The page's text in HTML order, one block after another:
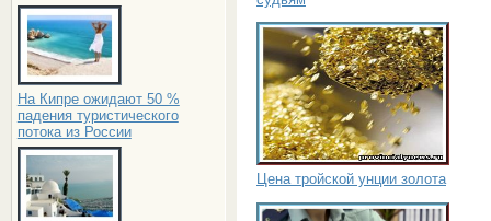
На Кипре ожидают 50 %
падения туристического
потока из России
Цена тройской унции золота